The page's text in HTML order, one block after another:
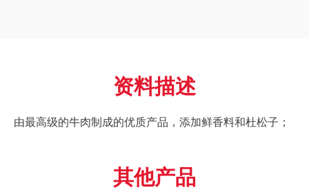
资料描述
由最高级的牛肉制成的优质产品，添加鲜香料和杜松子；
其他产品